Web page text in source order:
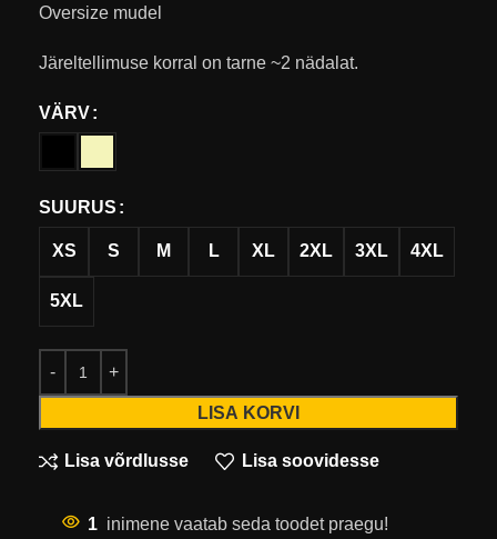
Oversize mudel
Järeltellimuse korral on tarne ~2 nädalat.
VÄRV
SUURUS
XS S M L XL 2XL 3XL 4XL
5XL
LISA KORVI
Lisa võrdlusse Lisa soovidesse
1 inimene vaatab seda toodet praegu!